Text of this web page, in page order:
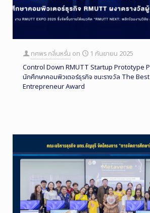
ทศพร กลิ่นหรั่น on
1 กันยายน 2025
Control Down RMUTT Startup Prototype
นักศึกษาคอมพิวเตอร์ธุรกิจ ชนะรางวัล The
Entrepreneur Award